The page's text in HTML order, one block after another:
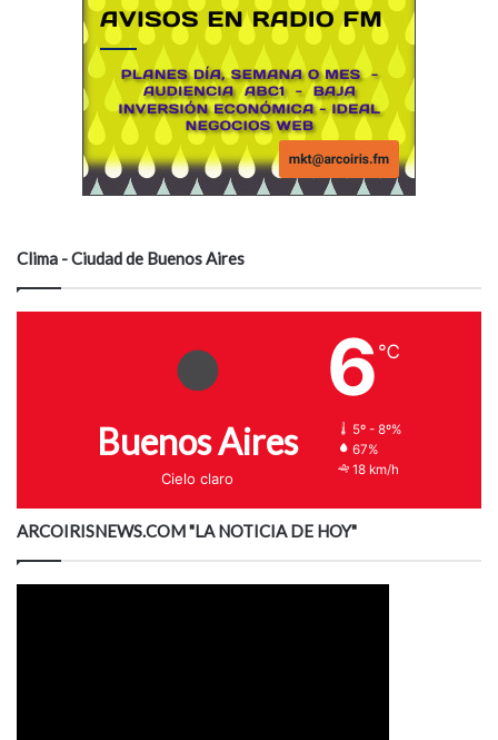
Clima - Ciudad de Buenos Aires
Buenos Aires
Cielo claro
6 ℃
5º - 8º%
67%
18 km/h
ARCOIRISNEWS.COM "LA NOTICIA DE HOY"